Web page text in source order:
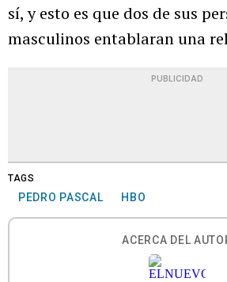
sí, y esto es que dos de sus
masculinos entablaran una
PUBLICIDAD
TAGS
PEDRO PASCAL HBO
ACERCA DEL